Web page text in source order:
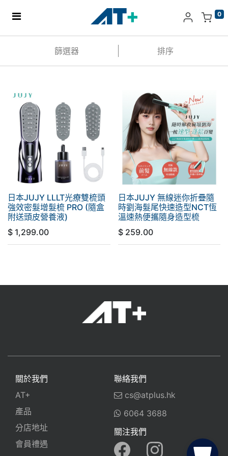
0
Apple
關於我們
分店地址​
更多
篩選器 排序
日本JUJY LLLT光療雙梳頭
強效密髮增髮梳 PRO (隨盒
附送頭皮營養液)
$ 1,299.00
日本JUJY 無線迷你折疊隨
時劉海髮尾快速造型NCT恆
溫速熱便攜隨身造型梳
$ 259.00
關於我們
AT+
產品
分店地址
會員禮遇
聯絡我們
cs@atplus.hk
6064 3688
關注我們